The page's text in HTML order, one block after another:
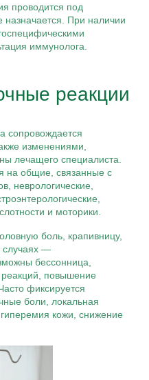
проводится под
При наличии
иммунолога.
реакции
сопровождается
изменениями,
лечащего специалиста.
на общие, связанные с
неврологические,
и моторики.
боль, крапивницу,
случаях —
бессонница,
повышение
фиксируется
боли, локальная
кожи, снижение